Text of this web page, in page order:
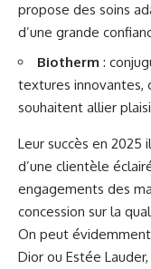
propose des soins
d’une grande
Biotherm :
textures innovantes,
souhaitent allier
Leur succès en 2025
d’une clientèle
engagements des
concession sur la
On peut
Dior ou Estée